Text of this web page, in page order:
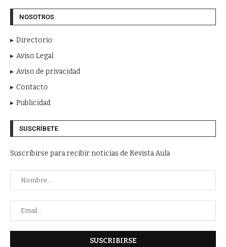
NOSOTROS
Directorio
Aviso Legal
Aviso de privacidad
Contacto
Publicidad
SUSCRÍBETE
Suscribirse para recibir noticias de Revista Aula